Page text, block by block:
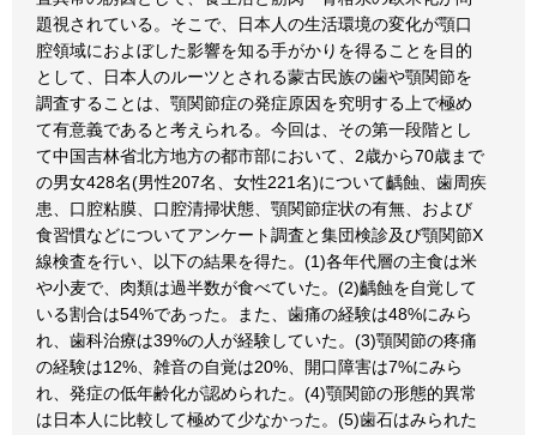
題視されている。そこで、日本人の生活環境の変化が顎口
腔領域におよぼした影響を知る手がかりを得ることを目的
として、日本人のルーツとされる蒙古民族の歯や顎関節を
調査することは、顎関節症の発症原因を究明する上で極め
て有意義であると考えられる。今回は、その第一段階とし
て中国吉林省北方地方の都市部において、2歳から70歳まで
の男女428名(男性207名、女性221名)について齲蝕、歯周疾
患、口腔粘膜、口腔清掃状態、顎関節症状の有無、および
食習慣などについてアンケート調査と集団検診及び顎関節X
線検査を行い、以下の結果を得た。(1)各年代層の主食は米
や小麦で、肉類は過半数が食べていた。(2)齲蝕を自覚して
いる割合は54%であった。また、歯痛の経験は48%にみら
れ、歯科治療は39%の人が経験していた。(3)顎関節の疼痛
の経験は12%、雑音の自覚は20%、開口障害は7%にみら
れ、発症の低年齢化が認められた。(4)顎関節の形態的異常
は日本人に比較して極めて少なかった。(5)歯石はみられた